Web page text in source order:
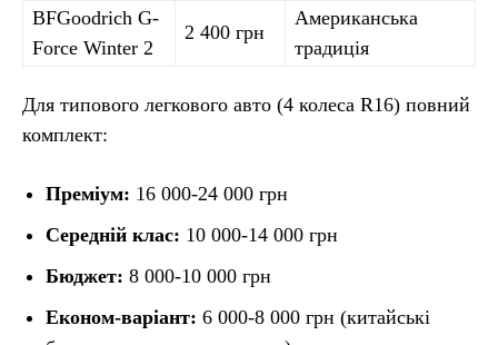
BFGoodrich G-
Force Winter 2
2 400 грн
Американська
традиція
Для типового легкового авто (4 колеса R16) повний
комплект:
Преміум: 16 000-24 000 грн
Середній клас: 10 000-14 000 грн
Бюджет: 8 000-10 000 грн
Економ-варіант: 6 000-8 000 грн (китайські